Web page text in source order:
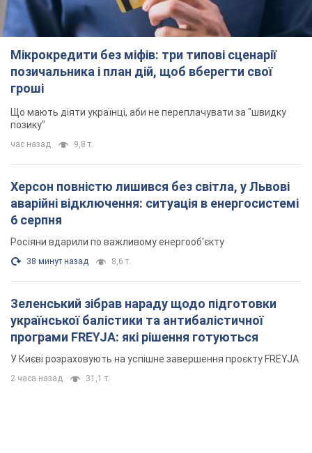
аварійні відключення: ситуація в енергосистемі
6 серпня
Росіяни вдарили по важливому енергооб'єкту
Зеленський зібрав нараду щодо підготовки
української балістики та антибалістичної
програми FREYJA: які рішення готуються
У Києві розраховують на успішне завершення проєкту FREYJA
2 часа назад 31,1 т.